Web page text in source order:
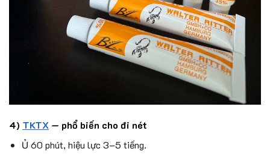
4) TKTX — phổ biến cho đi nét
Ủ 60 phút, hiệu lực 3–5 tiếng.